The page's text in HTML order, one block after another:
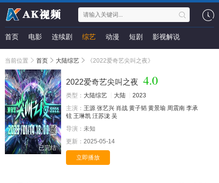
首页 电影 连续剧 综艺 动漫 短剧 影视解说
当前位置 首页 大陆综艺 《2022爱奇艺尖叫之夜》
已完结
2022爱奇艺尖叫之夜 4.0
类型： 大陆综艺 大陆
2023
主演： 王源 张艺兴 肖战 黄子韬 黄景瑜 周震南 李承
铉 王琳凯 汪苏泷 吴
导演： 未知
更新： 2025-05-14
立即播放